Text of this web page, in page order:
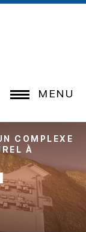
MENU
COMPLEXE
À